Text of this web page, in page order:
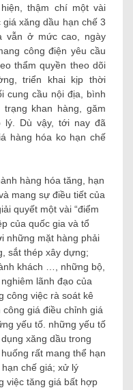
thậm chí một vài
giá xăng dầu hạn chế 3
vẫn ở mức cao, ngày
công điện yêu cầu
thẩm quyền theo dõi
triển khai kịp thời
cung cầu nội địa, bình
khan hàng, găm
lý. Dù vậy, tới nay đã
hàng hóa ko hạn chế
hàng hóa tăng, hạn
mang sự điều tiết của
quyết một vài “điểm
của quốc gia và tổ
những mặt hàng phải
sắt thép xây dựng;
khách …, những bộ,
lãnh đạo của
công việc rà soát kê
giá điều chỉnh giá
yếu tố. những yếu tố
xăng dầu trong
rất mang thể hạn
chế giá; xử lý
việc tăng giá bất hợp